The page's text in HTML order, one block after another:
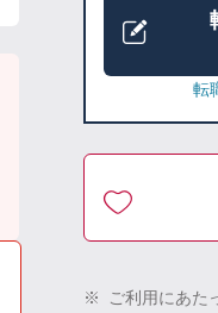
転
※
ご利用にあた